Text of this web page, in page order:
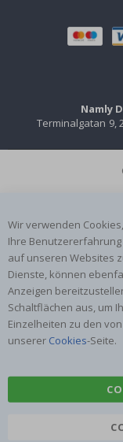
Namly
Terminalgatan 9,
Wir verwenden
Ihre
auf unseren Websites
Dienste, können
Anzeigen
Schaltflächen aus, um
Einzelheiten zu den
unserer Cookies-Seite.